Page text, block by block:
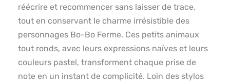
réécrire et recommencer sans laisser de trace,
tout en conservant le charme irrésistible des
personnages Bo-Bo Ferme. Ces petits animaux
tout ronds, avec leurs expressions naïves et leurs
couleurs pastel, transforment chaque prise de
note en un instant de complicité. Loin des stylos